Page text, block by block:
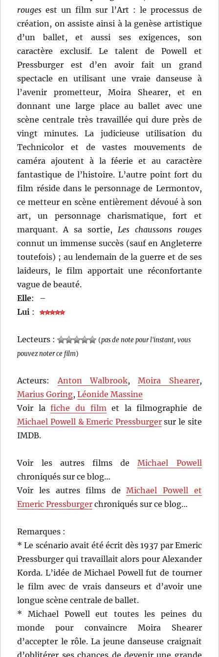
rouges est un film sur l’Art : le processus de
création, on assiste ainsi à la genèse artistique
d’un ballet, et aussi ses exigences, son
caractère exclusif. Le talent de Powell et
Pressburger est d’en avoir fait un grand
spectacle en utilisant une vraie danseuse à
l’avenir prometteur, Moira Shearer, et en
donnant une large place au ballet avec une
scène centrale très travaillée qui dure près de
vingt minutes. La judicieuse utilisation du
Technicolor et de vastes mouvements de
caméra ajoutent à la féerie et au caractère
fantastique de l’histoire. L’autre point fort du
film réside dans le personnage de Lermontov,
ce metteur en scène entièrement dévoué à son
art, un personnage charismatique, fort et
marquant. A sa sortie, Les chaussons rouges
connut un immense succès (sauf en Angleterre
toutefois) ; au lendemain de la guerre et de ses
laideurs, le film apportait une réconfortante
vague de beauté.
Elle:
–
Lui :
Lecteurs : (pas de note pour l'instant, vous
pouvez noter ce film)
Acteurs: Anton Walbrook,Moira Shearer,
Marius Goring,Léonide Massine
Voir lafiche du film et la filmographie de
Michael Powell & Emeric Pressburgersur le site
IMDB.
Voir les autres films deMichael Powell
chroniqués sur ce blog…
Voir les autres films deMichael Powell et
Emeric Pressburger chroniqués sur ce blog…
Remarques :
* Le scénario avait été écrit dès 1937 par Emeric
Pressburger qui travaillait alors pour Alexander
Korda. L’idée de Michael Powell fut de tourner
le film avec de vrais danseurs et d’avoir une
longue scène centrale de ballet.
* Michael Powell eut toutes les peines du
monde pour convaincre Moira Shearer
d’accepter le rôle. La jeune danseuse craignait
d’oblitérer ses chances de devenir une grande